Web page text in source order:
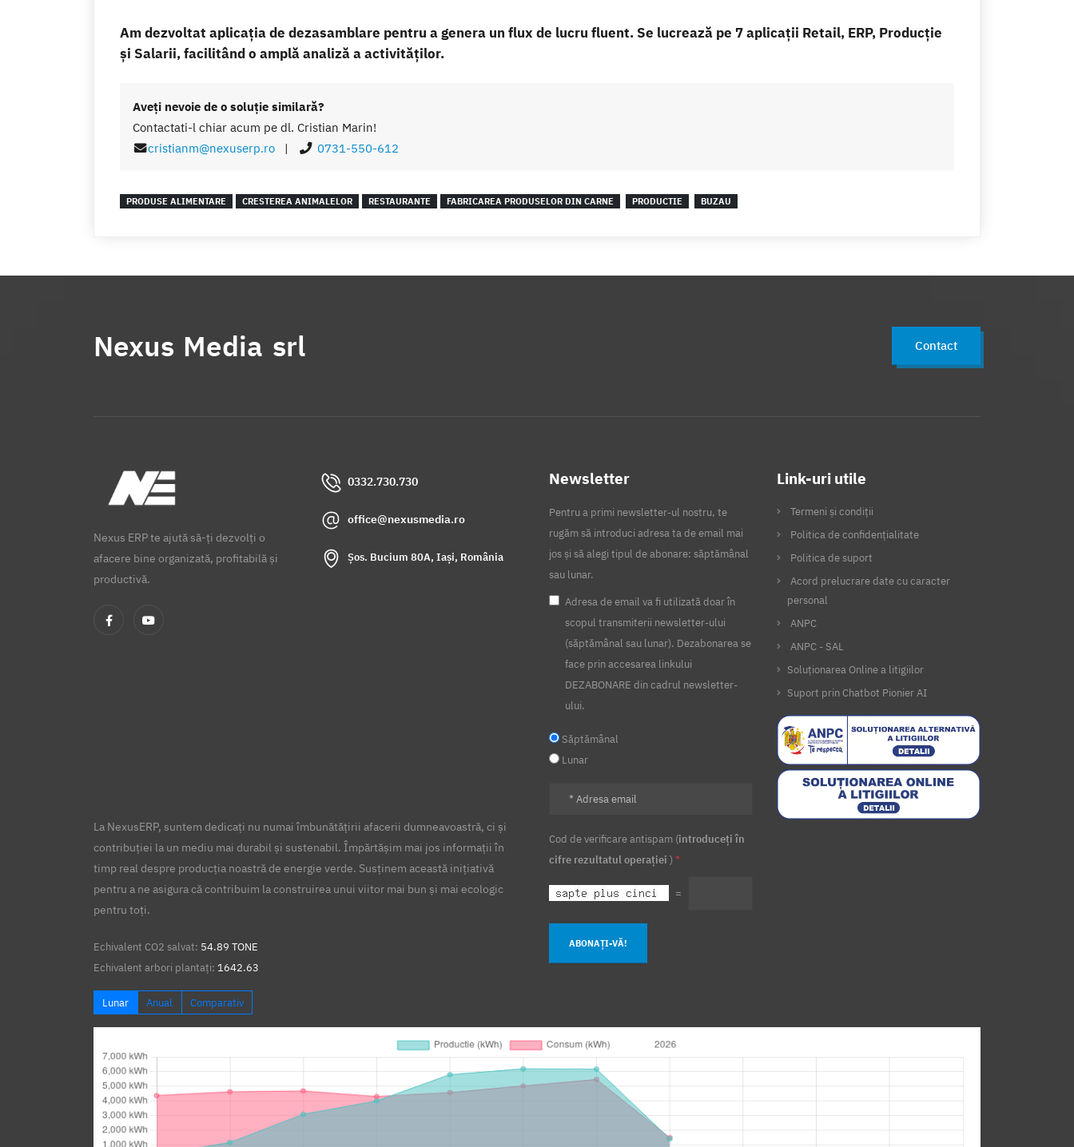
Am dezvoltat aplicația de dezasamblare pentru a genera un flux de lucru fluent. Se lucrează pe 7 aplicații Retail, ERP, Producție
și Salarii, facilitând o amplă analiză a activităților.
Aveţi nevoie de o soluţie similară?
Contactati-l chiar acum pe dl. Cristian Marin!
cristianm@nexuserp.ro | 0731-550-612
PRODUSE ALIMENTARE CRESTEREA ANIMALELOR RESTAURANTE FABRICAREA PRODUSELOR DIN CARNE PRODUCTIE BUZAU
Nexus Media srl Contact
Nexus ERP te ajută să-ți dezvolți o
afacere bine organizată, profitabilă și
productivă.
0332.730.730
office@nexusmedia.ro
Șos. Bucium 80A, Iași, România
Newsletter
Pentru a primi newsletter-ul nostru, te
rugăm să introduci adresa ta de email mai
jos și să alegi tipul de abonare: săptămânal
sau lunar.
Adresa de email va fi utilizată doar în
scopul transmiterii newsletter-ului
(săptămânal sau lunar). Dezabonarea se
face prin accesarea linkului
DEZABONARE din cadrul newsletter-
ului.
Săptămânal
Lunar
Cod de verificare antispam (introduceți în
cifre rezultatul operației ) *
=
ABONAȚI-VĂ!
Link-uri utile
Termeni și condiții
Politica de confidențialitate
Politica de suport
Acord prelucrare date cu caracter
personal
ANPC
ANPC - SAL
Soluționarea Online a litigiilor
Suport prin Chatbot Pionier AI
La NexusERP, suntem dedicați nu numai îmbunătățirii afacerii dumneavoastră, ci și
contribuției la un mediu mai durabil și sustenabil. Împărtășim mai jos informații în
timp real despre producția noastră de energie verde. Susținem această inițiativă
pentru a ne asigura că contribuim la construirea unui viitor mai bun și mai ecologic
pentru toți.
Echivalent CO2 salvat: 54.89 TONE
Echivalent arbori plantați: 1642.63
Lunar Anual Comparativ